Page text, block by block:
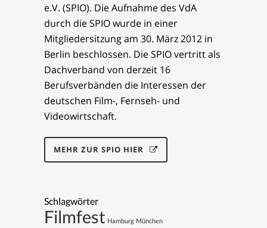
e.V. (SPIO). Die Aufnahme des VdA
durch die SPIO wurde in einer
Mitgliedersitzung am 30. März 2012 in
Berlin beschlossen. Die SPIO vertritt als
Dachverband von derzeit 16
Berufsverbänden die Interessen der
deutschen Film-, Fernseh- und
Videowirtschaft.
MEHR ZUR SPIO HIER
Schlagwörter
Filmfest Hamburg München